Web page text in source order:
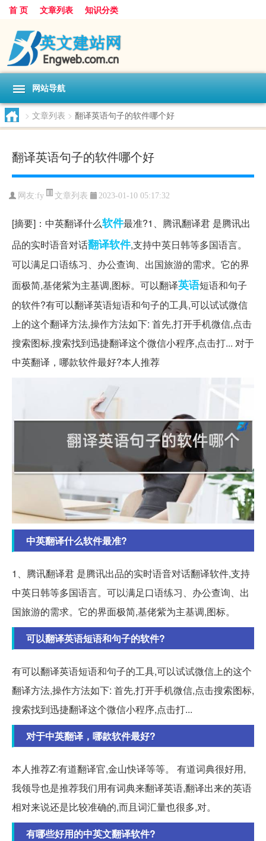
首 页 文章列表 知识分类
网站导航
> 文章列表 > 翻译英语句子的软件哪个好
翻译英语句子的软件哪个好
网友:fy 文章列表 2023-01-10 05:17:32
[摘要]：中英翻译什么软件最准?1、腾讯翻译君 是腾讯出
品的实时语音对话翻译软件,支持中英日韩等多国语言。
可以满足口语练习、办公查询、出国旅游的需求。它的界
面极简,基佬紫为主基调,图标。可以翻译英语短语和句子
的软件?有可以翻译英语短语和句子的工具,可以试试微信
上的这个翻译方法,操作方法如下: 首先,打开手机微信,点击
搜索图标,搜索找到迅捷翻译这个微信小程序,点击打... 对于
中英翻译，哪款软件最好?本人推荐
中英翻译什么软件最准?
1、腾讯翻译君 是腾讯出品的实时语音对话翻译软件,支持
中英日韩等多国语言。可以满足口语练习、办公查询、出
国旅游的需求。它的界面极简,基佬紫为主基调,图标。
可以翻译英语短语和句子的软件?
有可以翻译英语短语和句子的工具,可以试试微信上的这个
翻译方法,操作方法如下: 首先,打开手机微信,点击搜索图标,
搜索找到迅捷翻译这个微信小程序,点击打...
对于中英翻译，哪款软件最好?
本人推荐Z:有道翻译官,金山快译等等。 有道词典很好用,
我领导也是推荐我们用有词典来翻译英语,翻译出来的英语
相对来说还是比较准确的,而且词汇量也很多,对。
有哪些好用的中英文翻译软件?